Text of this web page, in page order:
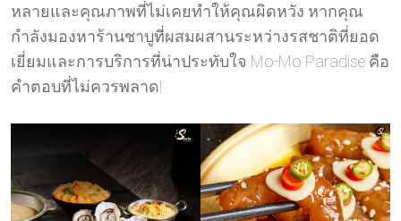
หลายและคุณภาพที่ไม่เคยทำให้คุณผิดหวัง หากคุณ
กำลังมองหาร้านชาบูที่ผสมผสานระหว่างรสชาติที่ยอด
เยี่ยมและการบริการที่น่าประทับใจ Mo-Mo Paradise คือ
คำตอบที่ไม่ควรพลาด!